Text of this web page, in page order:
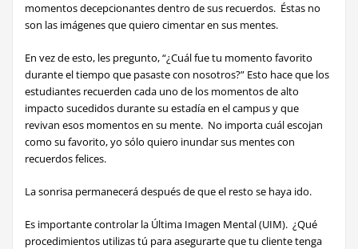
momentos decepcionantes dentro de sus recuerdos. Éstas no
son las imágenes que quiero cimentar en sus mentes.
En vez de esto, les pregunto, “¿Cuál fue tu momento favorito
durante el tiempo que pasaste con nosotros?” Esto hace que los
estudiantes recuerden cada uno de los momentos de alto
impacto sucedidos durante su estadía en el campus y que
revivan esos momentos en su mente. No importa cuál escojan
como su favorito, yo sólo quiero inundar sus mentes con
recuerdos felices.
La sonrisa permanecerá después de que el resto se haya ido.
Es importante controlar la Última Imagen Mental (UIM). ¿Qué
procedimientos utilizas tú para asegurarte que tu cliente tenga